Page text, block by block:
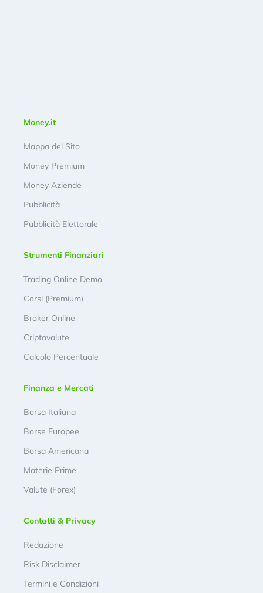
Money.it
Mappa del Sito
Money Premium
Money Aziende
Pubblicità
Pubblicità Elettorale
Strumenti Finanziari
Trading Online Demo
Corsi (Premium)
Broker Online
Criptovalute
Calcolo Percentuale
Finanza e Mercati
Borsa Italiana
Borse Europee
Borsa Americana
Materie Prime
Valute (Forex)
Contatti & Privacy
Redazione
Risk Disclaimer
Termini e Condizioni